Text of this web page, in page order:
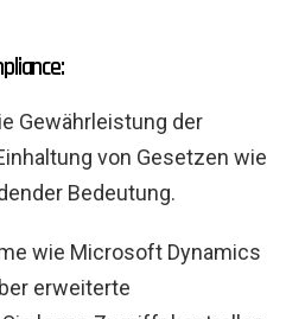
Gewährleistung der
von Gesetzen wie
Bedeutung.
wie Microsoft Dynamics
erweiterte